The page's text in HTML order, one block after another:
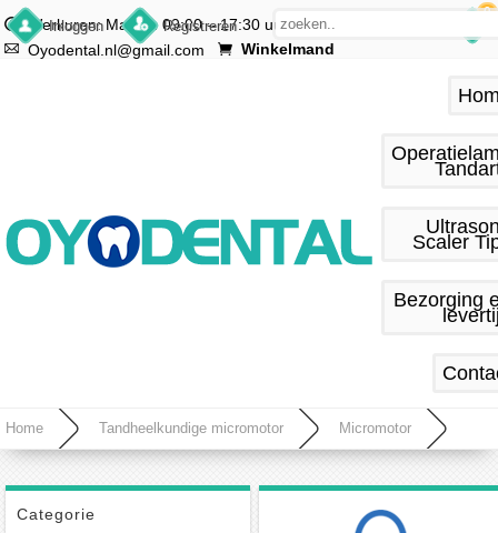
Inloggen Registreren
Werkuren: Ma.–vr. 09:00 – 17:30 uur
Oyodental.nl@gmail.com
Winkelmand
0
Scaler
Bezorging
Home Tandheelkundige micromotor Micromotor
KitCategorie
SHIYANG